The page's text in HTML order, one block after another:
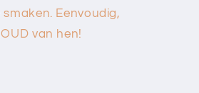
Eenvoudig,
van hen!